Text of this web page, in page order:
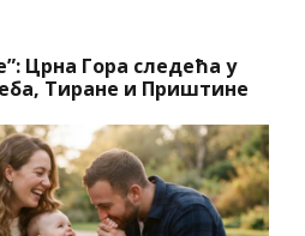
Црна Гора следећа у
Тиране и Приштине